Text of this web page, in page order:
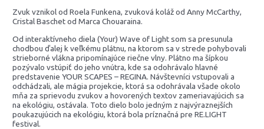
Zvuk vznikol od Roela Funkena, zvuková koláž od Anny McCarthy,
Cristal Baschet od Marca Chouaraina.
Od interaktívneho diela (Your) Wave of Light som sa presunula
chodbou ďalej k veľkému plátnu, na ktorom sa v strede pohybovali
strieborné vlákna pripomínajúce riečne vlny. Plátno ma šípkou
pozývalo vstúpiť do jeho vnútra, kde sa odohrávalo hlavné
predstavenie YOUR SCAPES – REGINA. Návštevníci vstupovali a
odchádzali, ale mágia projekcie, ktorá sa odohrávala všade okolo
mňa za sprievodu zvukov a hovorených textov zameriavajúcich sa
na ekológiu, ostávala. Toto dielo bolo jedným z najvýraznejších
poukazujúcich na ekológiu, ktorá bola príznačná pre RE.LIGHT
festival.